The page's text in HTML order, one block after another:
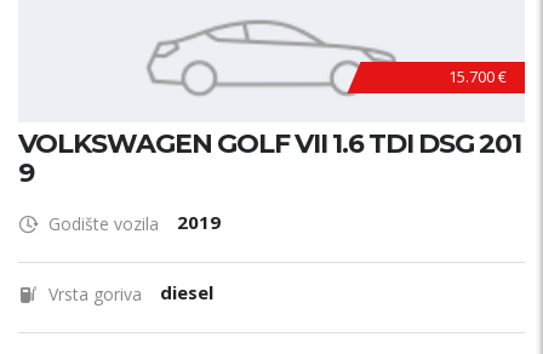
15.700 €
VOLKSWAGEN GOLF VII 1.6 TDI DSG 201
9
Godište vozila 2019
Vrsta goriva diesel